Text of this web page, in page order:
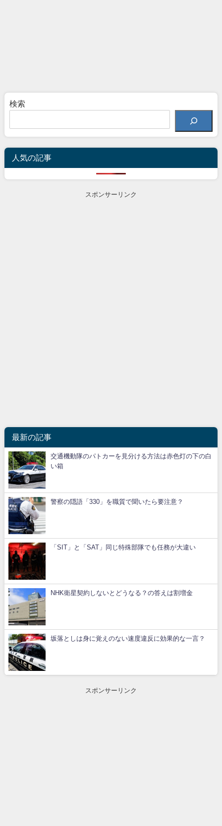
検索
人気の記事
スポンサーリンク
最新の記事
交通機動隊のパトカーを見分ける方法は赤色灯の下の白
い箱
警察の隠語「330」を職質で聞いたら要注意？
「SIT」と「SAT」同じ特殊部隊でも任務が大違い
NHK衛星契約しないとどうなる？の答えは割増金
坂落としは身に覚えのない速度違反に効果的な一言？
スポンサーリンク